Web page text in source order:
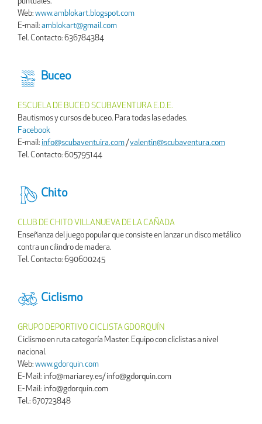
Web: www.amblokart.blogspot.com
E-mail: amblokart@gmail.com
Tel. Contacto: 636784384
Buceo
ESCUELA DE BUCEO SCUBAVENTURA E.D.E.
Bautismos y cursos de buceo. Para todas las edades.
Facebook
E-mail: info@scubaventuira.com/valentin@scubaventura.com
Tel. Contacto: 605795144
Chito
CLUB DE CHITO VILLANUEVA DE LA CAÑADA
Enseñanza del juego popular que consiste en lanzar un disco metálico
contra un cilindro de madera.
Tel. Contacto: 690600245
Ciclismo
GRUPO DEPORTIVO CICLISTA GDORQUÍN
Ciclismo en ruta categoría Master. Equipo con cliclistas a nivel
nacional.
Web: www.gdorquin.com
E- Mail: info@mariarey.es/ info@gdorquin.com
E- Mail: info@gdorquin.com
Tel.: 670723848